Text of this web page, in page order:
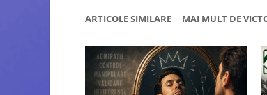
ARTICOLE SIMILARE MAI MULT DE